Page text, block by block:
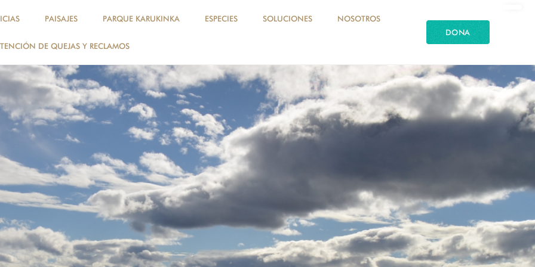
PAISAJES PARQUE KARUKINKA ESPECIES SOLUCIONES NOSOTROS
DE QUEJAS Y RECLAMOS
DONA